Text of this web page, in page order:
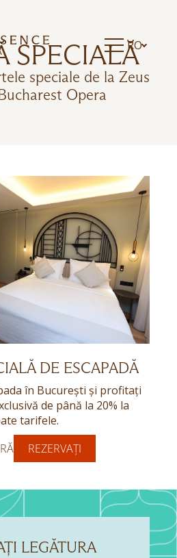
RO
SPECIALĂ
speciale de la Zeus
Opera
DE ESCAPADĂ
în București și profitați
de până la 20% la
tarifele.
REZERVAȚI
LEGĂTURA